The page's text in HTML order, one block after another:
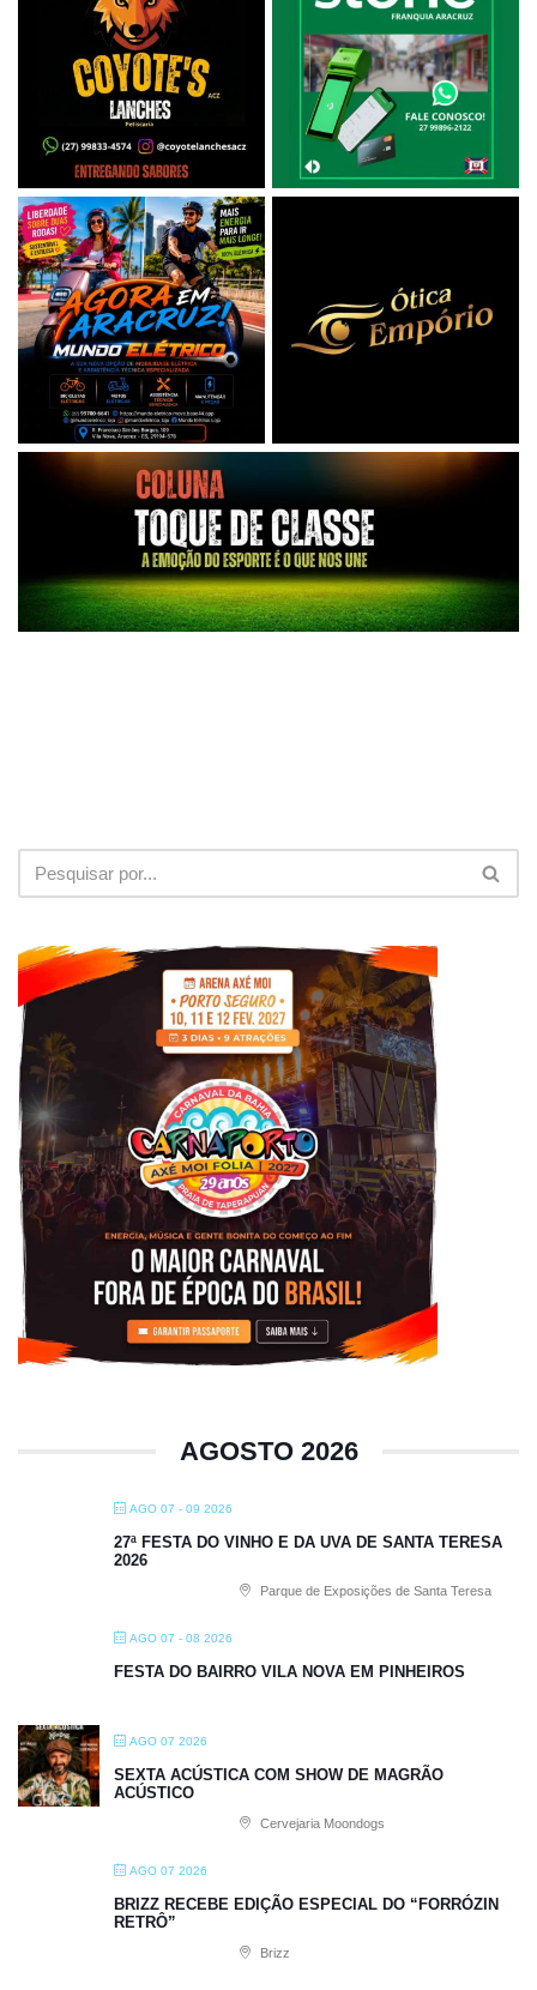
AGOSTO 2026
AGO 07 - 09 2026
27ª FESTA DO VINHO E DA UVA DE SANTA TERESA
2026
Parque de Exposições de Santa Teresa
AGO 07 - 08 2026
FESTA DO BAIRRO VILA NOVA EM PINHEIROS
AGO 07 2026
SEXTA ACÚSTICA COM SHOW DE MAGRÃO
ACÚSTICO
Cervejaria Moondogs
AGO 07 2026
BRIZZ RECEBE EDIÇÃO ESPECIAL DO “FORRÓZIN
RETRÔ”
Brizz